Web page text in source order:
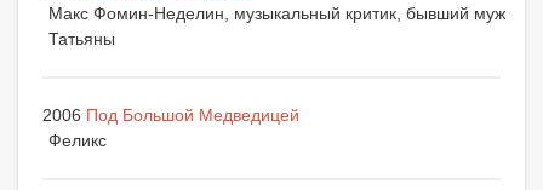
Макс Фомин-Неделин, музыкальный критик, бывший муж
Татьяны
2006 Под Большой Медведицей
Феликс